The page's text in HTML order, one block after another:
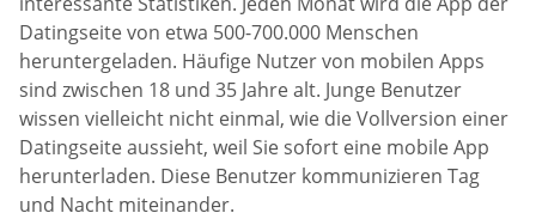
Datingseite von etwa 500-700.000 Menschen
heruntergeladen. Häufige Nutzer von mobilen Apps
sind zwischen 18 und 35 Jahre alt. Junge Benutzer
wissen vielleicht nicht einmal, wie die Vollversion einer
Datingseite aussieht, weil Sie sofort eine mobile App
herunterladen. Diese Benutzer kommunizieren Tag
und Nacht miteinander.